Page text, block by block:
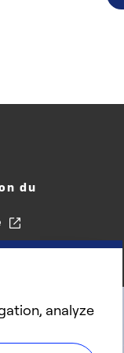
du
Accessibilité
analyze